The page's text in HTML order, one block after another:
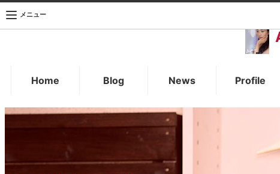
メニュー
Home Blog News Profile